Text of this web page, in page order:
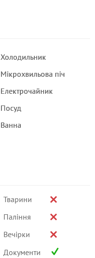
Холодильник
Мікрохвильова піч
Електрочайник
Посуд
Ванна
Тварини
Паління
Вечірки
Документи